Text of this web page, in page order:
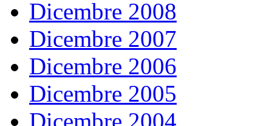
Dicembre 2008
Dicembre 2007
Dicembre 2006
Dicembre 2005
Dicembre 2004